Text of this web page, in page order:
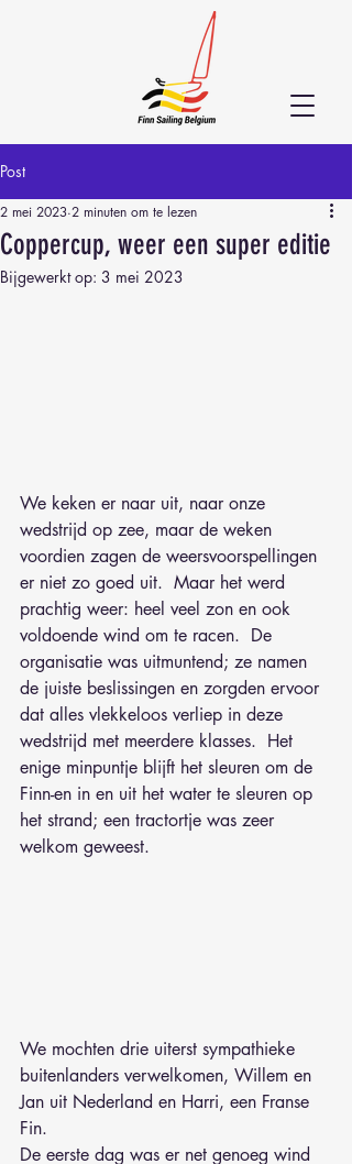
Post
Coppercup, weer een super editie
2 mei 2023 2 minuten om te lezen
Bijgewerkt op: 3 mei 2023
We keken er naar uit, naar onze
wedstrijd op zee, maar de weken
voordien zagen de weersvoorspellingen
er niet zo goed uit.  Maar het werd
prachtig weer: heel veel zon en ook
voldoende wind om te racen.  De
organisatie was uitmuntend; ze namen
de juiste beslissingen en zorgden ervoor
dat alles vlekkeloos verliep in deze
wedstrijd met meerdere klasses.  Het
enige minpuntje blijft het sleuren om de
Finn-en in en uit het water te sleuren op
het strand; een tractortje was zeer
welkom geweest.
We mochten drie uiterst sympathieke
buitenlanders verwelkomen, Willem en
Jan uit Nederland en Harri, een Franse
Fin.
De eerste dag was er net genoeg wind